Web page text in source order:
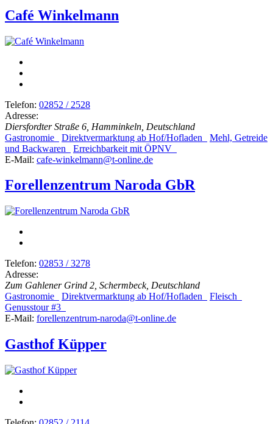
Café Winkelmann
Telefon: 02852 / 2528
Adresse:
Diersfordter Straße 6, Hamminkeln, Deutschland
Gastronomie
Direktvermarktung ab Hof/Hofladen
Mehl, Getreide
und Backwaren
Erreichbarkeit mit ÖPNV
E-Mail: cafe-winkelmann@t-online.de
Forellenzentrum Naroda GbR
Telefon: 02853 / 3278
Adresse:
Zum Gahlener Grind 2, Schermbeck, Deutschland
Gastronomie
Direktvermarktung ab Hof/Hofladen
Fleisch
Genusstour #3
E-Mail: forellenzentrum-naroda@t-online.de
Gasthof Küpper